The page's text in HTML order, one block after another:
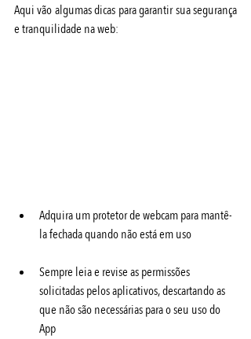
Aqui vão algumas dicas para garantir sua segurança
e tranquilidade na web:
Adquira um protetor de webcam para mantê-
la fechada quando não está em uso
Sempre leia e revise as permissões
solicitadas pelos aplicativos, descartando as
que não são necessárias para o seu uso do
App